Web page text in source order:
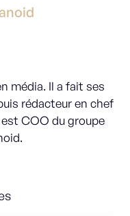
média. Il a fait ses
rédacteur en chef
COO du groupe